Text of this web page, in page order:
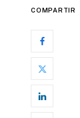
COMPARTIR